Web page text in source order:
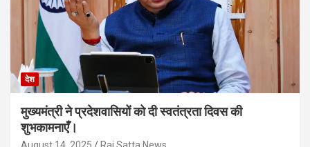
देश
मुख्यमंत्री ने प्रदेशवासियों को दी स्वतंत्रता दिवस की
शुभकामनाएँ।
August 14, 2025 Raj Satta News